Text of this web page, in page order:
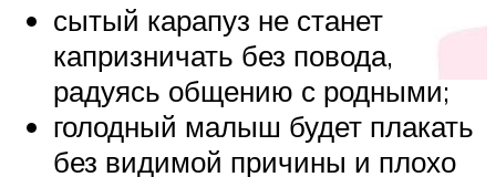
сытый карапуз не станет
капризничать без повода,
радуясь общению с родными;
голодный малыш будет плакать
без видимой причины и плохо